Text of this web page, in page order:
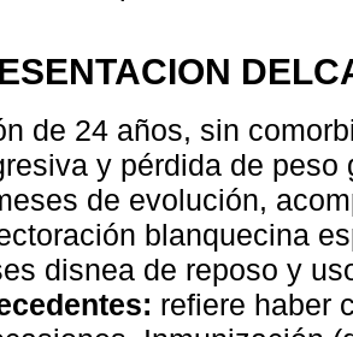
de 24 años, sin
y pérdida de
de evolución,
blanquecina
disnea de reposo y
refiere haber